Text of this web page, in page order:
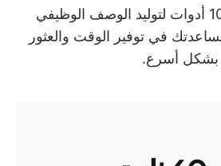
لقد جمعنا لك أفضل 10 أدوات لتوليد الوصف الوظيفي
في توفير الوقت والعثور
بشكل أسرع.